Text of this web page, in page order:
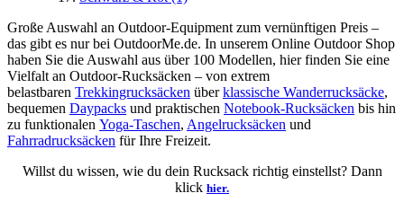
Große Auswahl an Outdoor-Equipment zum vernünftigen Preis –
das gibt es nur bei OutdoorMe.de. In unserem Online Outdoor Shop
haben Sie die Auswahl aus über 100 Modellen, hier finden Sie eine
Vielfalt an Outdoor-Rucksäcken – von extrem
belastbaren Trekkingrucksäcken überklassische Wanderrucksäcke,
bequemen Daypacks und praktischen Notebook-Rucksäcken bis hin
zu funktionalen Yoga-Taschen, Angelrucksäcken und
Fahrradrucksäcken für Ihre Freizeit.
Willst du wissen, wie du dein Rucksack richtig einstellst? Dann
klick hier.